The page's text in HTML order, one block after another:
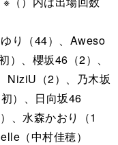
り（44）、Aweso
、櫻坂46（2）、
NiziU（2）、乃木坂
）、日向坂46
、水森かおり（1
（中村佳穂）